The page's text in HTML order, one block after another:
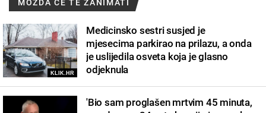
MOŽDA ĆE TE ZANIMATI
KLIK.HR
Medicinsko sestri susjed je
mjesecima parkirao na prilazu, a onda
je uslijedila osveta koja je glasno
odjeknula
'Bio sam proglašen mrtvim 45 minuta,